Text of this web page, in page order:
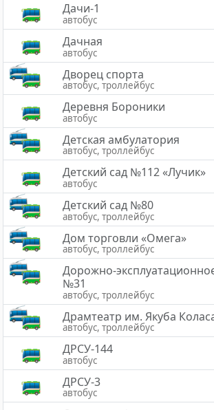
Дачи-1
автобус
Дачная
автобус
Дворец спорта
автобус, троллейбус
Деревня Бороники
автобус
Детская амбулатория
автобус, троллейбус
Детский сад №112 «Лучик»
автобус
Детский сад №80
автобус, троллейбус
Дом торговли «Омега»
автобус, троллейбус
Дорожно-
№31
автобус, троллейбус
Драмтеатр им. Якуба
автобус, троллейбус
ДРСУ-144
автобус
ДРСУ-3
автобус